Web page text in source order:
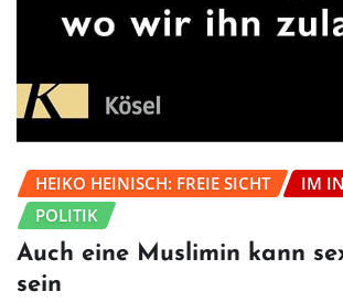
HEIKO HEINISCH: FREIE SICHT
IM
POLITIK
Auch eine Muslimin kann
sein